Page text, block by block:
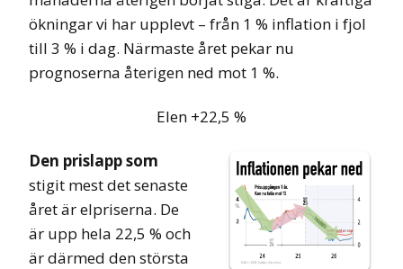
ökningar vi har upplevt – från 1 % inflation i fjol
till 3 % i dag. Närmaste året pekar nu
prognoserna återigen ned mot 1 %.
Elen +22,5 %
Den prislapp som
stigit mest det senaste
året är elpriserna. De
är upp hela 22,5 % och
är därmed den största